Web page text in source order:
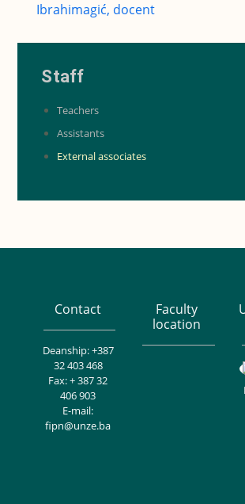
Ibrahimagić, docent
Staff
Teachers
Assistants
External associates
Contact
Deanship: +387
32 403 468
Fax: + 387 32
406 903
E-mail:
fipn@unze.ba
Faculty
location